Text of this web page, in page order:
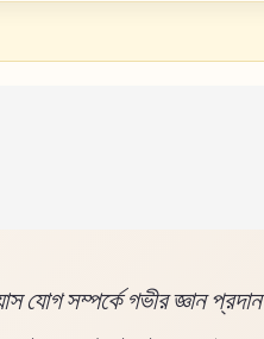
যোগ সম্পর্কে গভীর জ্ঞান